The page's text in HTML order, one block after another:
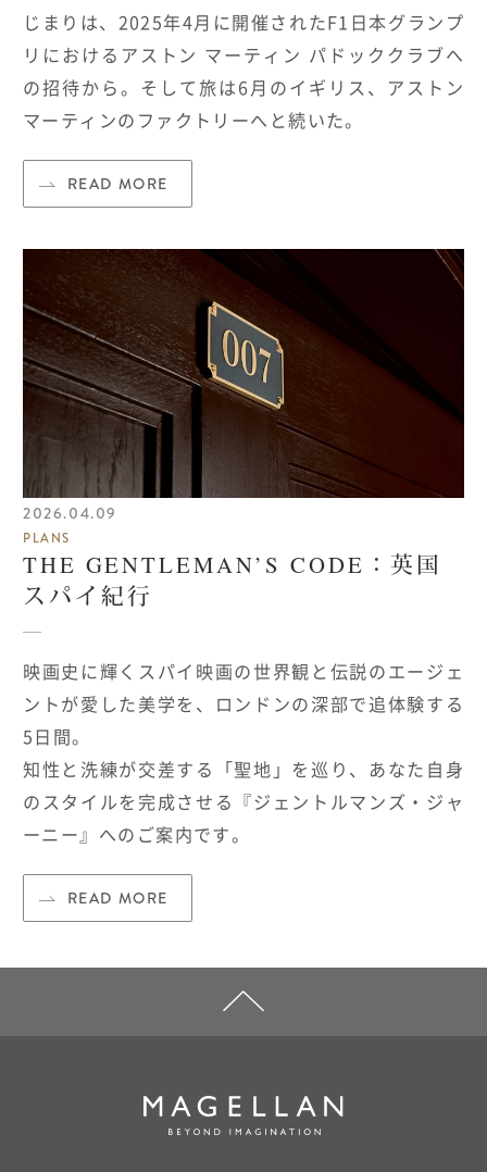
じまりは、2025年4月に開催されたF1日本グランプ
リにおけるアストン マーティン パドッククラブへ
の招待から。そして旅は6月のイギリス、アストン
マーティンのファクトリーへと続いた。
READ MORE
2026.04.09
PLANS
THE GENTLEMAN’S CODE：英国
スパイ紀行
映画史に輝くスパイ映画の世界観と伝説のエージェ
ントが愛した美学を、ロンドンの深部で追体験する
5日間。
知性と洗練が交差する「聖地」を巡り、あなた自身
のスタイルを完成させる『ジェントルマンズ・ジャ
ーニー』へのご案内です。
READ MORE